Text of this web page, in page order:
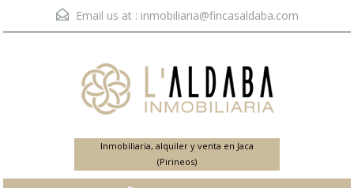
Email us at : inmobiliaria@fincasaldaba.com
Inmobiliaria, alquiler y venta en Jaca
(Pirineos)